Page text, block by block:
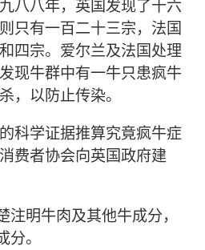
八八年，英国发现了十六
只有一百二十三宗，法国
四宗。爱尔兰及法国处理
现牛群中有一牛只患疯牛
，以防止传染。
科学证据推算究竟疯牛症
费者协会向英国政府建
注明牛肉及其他牛成分，
。